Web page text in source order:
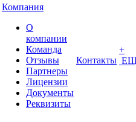
Компания
О
компании
Команда
Отзывы
Партнеры
Лицензии
Документы
Реквизиты
Контакты
+